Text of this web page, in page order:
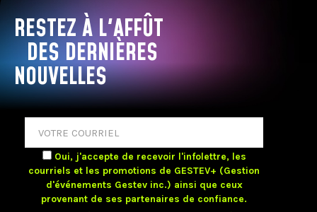
RESTEZ À L'AFFÛT
DES DERNIÈRES
NOUVELLES